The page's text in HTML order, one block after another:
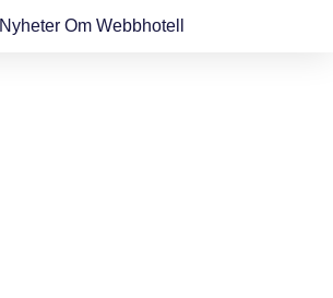
Nyheter Om Webbhotell